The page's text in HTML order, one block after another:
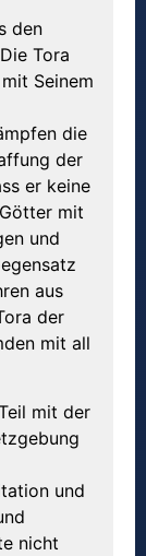
den
Tora
Seinem
die
der
er keine
mit
und
aus
der
mit all
mit der
und
nicht